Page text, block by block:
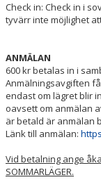
Check in: Check in i
tyvärr inte möjlighet
ANMÄLAN
600 kr betalas in i
Anmälningsavgiften
endast om lägret blir
oavsett om anmälan
är betald är anmälan
Länk till anmälan:
Vid betalning ange
SOMMARLÄGER.